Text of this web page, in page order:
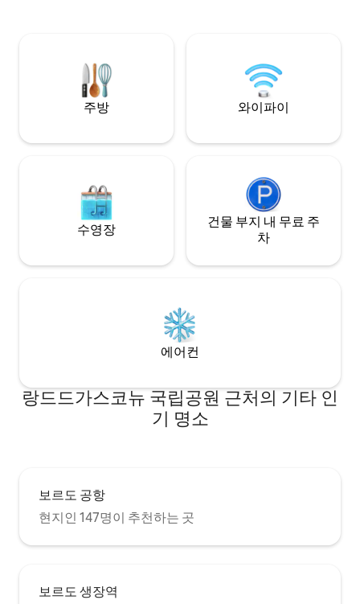
주방 와이파이
수영장
건물 부지 내 무료 주
차
에어컨
랑드드가스코뉴 국립공원 근처의 기타 인
기 명소
보르도 공항
현지인 147명이 추천하는 곳
보르도 생장역